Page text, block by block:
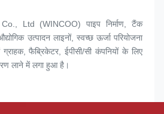
Ltd (WINCOO) पाइप निर्माण, टैंक
उत्पादन लाइनों, स्वच्छ ऊर्जा परियोजना
फैब्रिकेटर, ईपीसी/सी कंपनियों के लिए
लाने में लगा हुआ है।